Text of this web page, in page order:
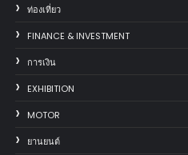
ท่องเที่ยว
FINANCE & INVESTMENT
การเงิน
EXHIBITION
MOTOR
‎ยานยนต์‎